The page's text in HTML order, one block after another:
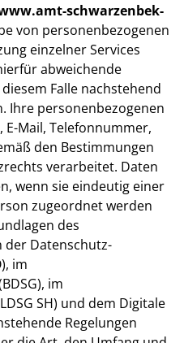
schwarzenbek-
von personenbezogenen
einzelner Services
abweichende
Falle nachstehend
Ihre personenbezogenen
E-Mail, Telefonnummer,
den Bestimmungen
verarbeitet. Daten
wenn sie eindeutig einer
zugeordnet werden
des
der Datenschutz-
im
im
SH) und dem Digitale
Regelungen